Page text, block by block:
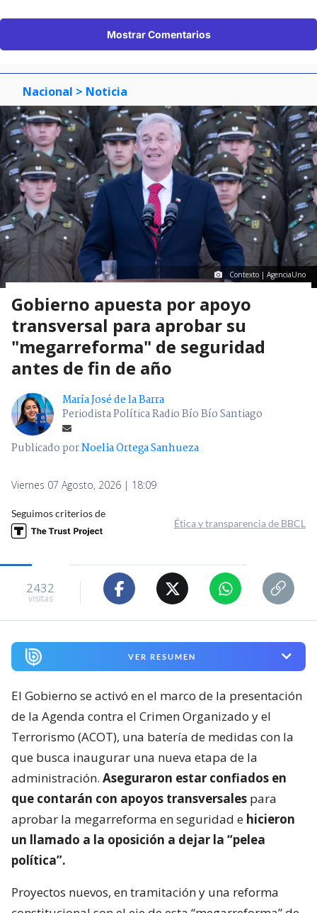
Mostrar Comentarios
Nacional > Noticia
Contexto | AgenciaUno
Gobierno apuesta por apoyo
transversal para aprobar su
"megarreforma" de seguridad
antes de fin de año
María José de la Barra
Periodista Política Radio Bío Bío Santiago
Publicado porNoelia Ortega Sanhueza
Viernes 07 Agosto, 2026 | 18:09
Seguimos criterios de
Ética y transparencia de BBCL
2432
visitas
VER RESUMEN
El Gobierno se activó en el marco de la presentación
de la Agenda contra el Crimen Organizado y el
Terrorismo (ACOT), una batería de medidas con la
que busca inaugurar una nueva etapa de la
administración. Aseguraron estar confiados en
que contarán con apoyos transversales para
aprobar la megarreforma en seguridad e hicieron
un llamado a la oposición a dejar la “pelea
política”.
Proyectos nuevos, en tramitación y una reforma